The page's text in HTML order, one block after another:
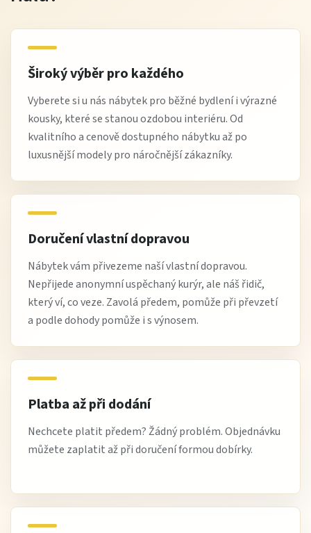
Široký výběr pro každého
Vyberete si u nás nábytek pro běžné bydlení i výrazné
kousky, které se stanou ozdobou interiéru. Od
kvalitního a cenově dostupného nábytku až po
luxusnější modely pro náročnější zákazníky.
Doručení vlastní dopravou
Nábytek vám přivezeme naší vlastní dopravou.
Nepřijede anonymní uspěchaný kurýr, ale náš řidič,
který ví, co veze. Zavolá předem, pomůže při převzetí
a podle dohody pomůže i s výnosem.
Platba až při dodání
Nechcete platit předem? Žádný problém. Objednávku
můžete zaplatit až při doručení formou dobírky.